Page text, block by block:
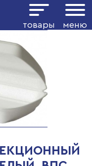
товары меню